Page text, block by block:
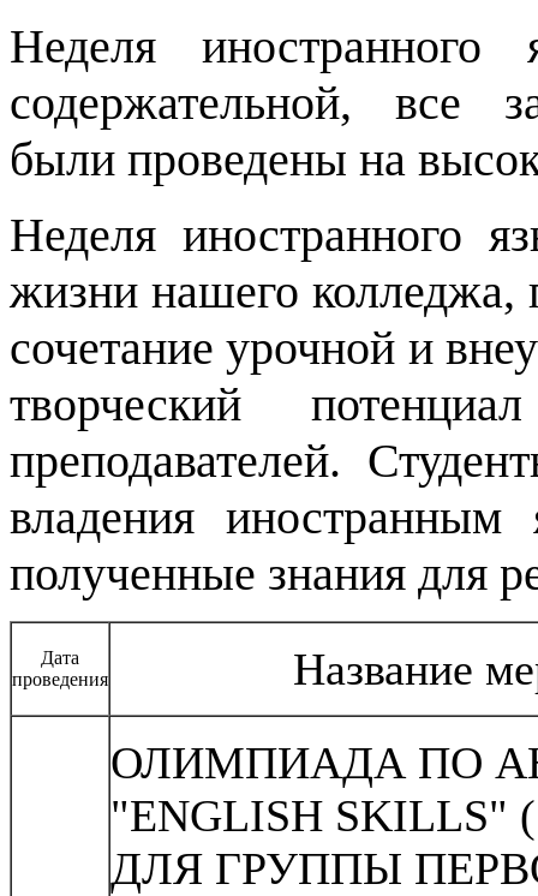
Неделя
содержательной, все
были проведены на
Неделя иностранного
жизни нашего колледжа,
сочетание урочной и
творческий
преподавателей.
владения иностранным
полученные знания для
Дата
проведения
Название
ОЛИМПИАДА ПО
"ENGLISH SKILLS"
ДЛЯ ГРУППЫ